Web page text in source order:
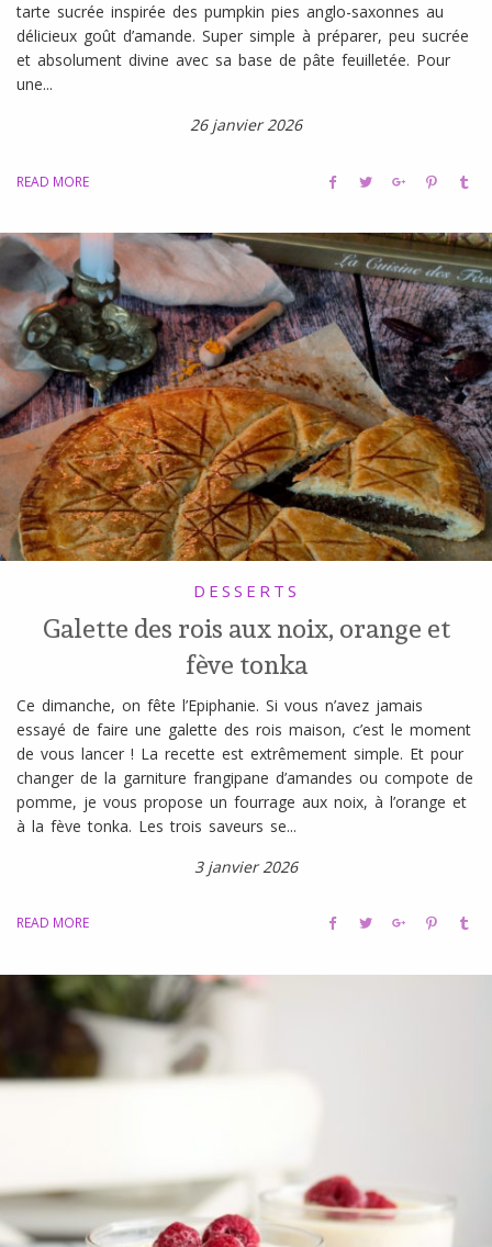
tarte sucrée inspirée des pumpkin pies anglo-saxonnes au
délicieux goût d’amande. Super simple à préparer, peu sucrée
et absolument divine avec sa base de pâte feuilletée. Pour
une...
26 janvier 2026
READ MORE
DESSERTS
Galette des rois aux noix, orange et
fève tonka
Ce dimanche, on fête l’Epiphanie. Si vous n’avez jamais
essayé de faire une galette des rois maison, c’est le moment
de vous lancer ! La recette est extrêmement simple. Et pour
changer de la garniture frangipane d’amandes ou compote de
pomme, je vous propose un fourrage aux noix, à l’orange et
à la fève tonka. Les trois saveurs se...
3 janvier 2026
READ MORE